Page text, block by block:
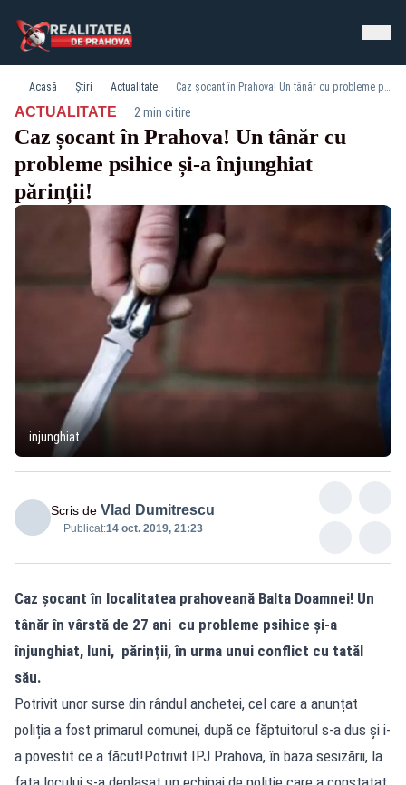
Acasă Știri Actualitate Caz șocant în Prahova! Un tânăr cu probleme psihice și-a înjunghiat părinții!
ACTUALITATE· 2 min citire
Caz șocant în Prahova! Un tânăr cu
probleme psihice și-a înjunghiat
părinții!
injunghiat
Scris de Vlad Dumitrescu
Publicat:14 oct. 2019, 21:23
Caz șocant în localitatea prahoveană Balta Doamnei! Un
tânăr în vârstă de 27 ani cu probleme psihice și-a
înjunghiat, luni, părinții, în urma unui conflict cu tatăl
său.
Potrivit unor surse din rândul anchetei, cel care a anunțat
poliția a fost primarul comunei, după ce făptuitorul s-a dus și i-
a povestit ce a făcut!Potrivit IPJ Prahova, în baza sesizării, la